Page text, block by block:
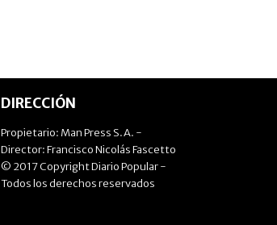
DIRECCIÓN
Propietario: Man Press S.A. -
Director: Francisco Nicolás Fascetto
© 2017 Copyright Diario Popular -
Todos los derechos reservados